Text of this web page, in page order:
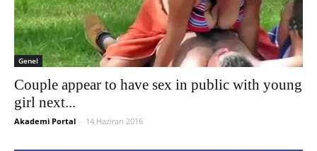
Genel
Couple appear to have sex in public with young
girl next...
Akademi Portal - 14 Haziran 2016